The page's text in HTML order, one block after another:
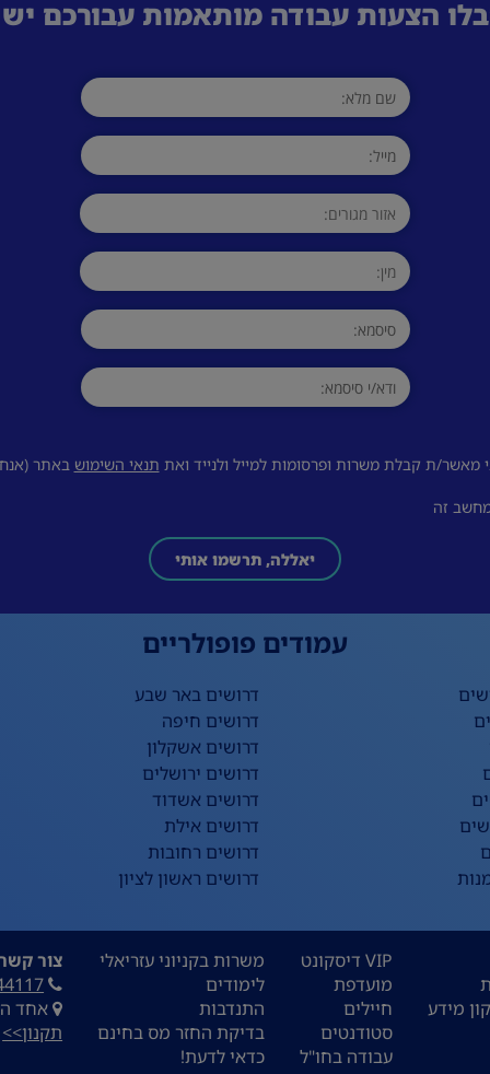
הצעות עבודה מותאמות עבורכם
מאשר/ת קבלת משרות ופרסומות למייל ולנייד ואת תנאי השימוש באתר
זה
יאללה, תרשמו אותי
עמודים פופולריים
דרושים באר שבע
דרושים חיפה
דרושים אשקלון
דרושים ירושלים
דרושים אשדוד
דרושים אילת
דרושים רחובות
דרושים ראשון לציון
מידע
VIP דיסקונט
מועדפת
חיילים
סטודנטים
עבודה בחו"ל
משרות בקניוני עזריאלי
לימודים
התנדבות
בדיקת החזר מס בחינם
כדאי לדעת!
צור
אחד העם 9,
תקנון>>